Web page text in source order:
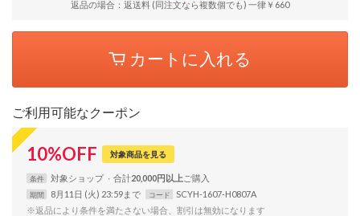
返品の場合：返送料 (同注文なら複数個でも) 一律￥660
カートに入れる
ご利用可能なクーポン
10%OFF 対象商品を見る
条件 対象ショップ 合計20,000円以上
期間 8月11日 (火) 23:59まで コード
SCYH-1607-H0807A
※返品により条件を満たさない場合、割引は無効になります